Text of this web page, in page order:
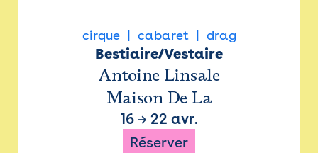
cirque cabaret drag
Bestiaire/Vestaire
Antoine Linsale
Maison De La
16→ 22 avr.
Réserver